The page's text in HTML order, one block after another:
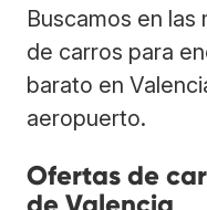
Buscamos en
de carros para
barato en
aeropuerto.
Ofertas de